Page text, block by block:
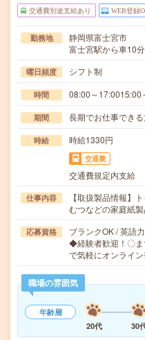
交通費別途支給あり WEB登録
勤務地
静岡県富士宮市
富士宮駅から車10分
曜日頻度 シフト制
時間 08:00～17:0015:00
期間 長期でお仕事できる
時給 時給1330円
交通費
交通費規定内支給
仕事内容
【取扱製品情報】
むつなどの家庭紙
応募資格
ブランクOK / 英語
◆経験者歓迎！〇ま
で気軽にオンライ
職場の雰囲気
年齢層
20代
30